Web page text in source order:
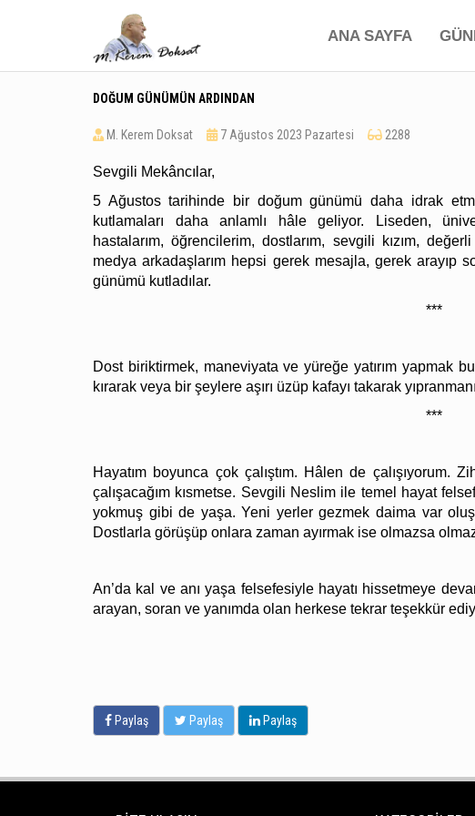
ANA SAYFA
DOĞUM GÜNÜMÜN ARDINDAN
M. Kerem Doksat 7 Ağustos 2023 Pazartesi 2288
Sevgili Mekâncılar,
5 Ağustos tarihinde bir doğum günümü daha idrak
kutlamaları daha anlamlı hâle geliyor. Liseden,
hastalarım, öğrencilerim, dostlarım, sevgili kızım,
medya arkadaşlarım hepsi gerek mesajla, gerek arayıp
günümü kutladılar.
***
Dost biriktirmek, maneviyata ve yüreğe yatırım yapmak
kırarak veya bir şeylere aşırı üzüp kafayı takarak
***
Hayatım boyunca çok çalıştım. Hâlen de çalışıyorum.
çalışacağım kısmetse. Sevgili Neslim ile temel hayat
yokmuş gibi de yaşa. Yeni yerler gezmek daima var
Dostlarla görüşüp onlara zaman ayırmak ise olmazsa
An’da kal ve anı yaşa felsefesiyle hayatı hissetmeye
arayan, soran ve yanımda olan herkese tekrar teşekkür
Paylaş Paylaş Paylaş